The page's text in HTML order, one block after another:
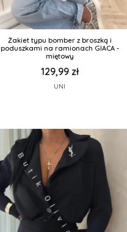
Żakiet typu bomber z broszką i
poduszkami na ramionach GIACA -
miętowy
129,99 zł
UNI